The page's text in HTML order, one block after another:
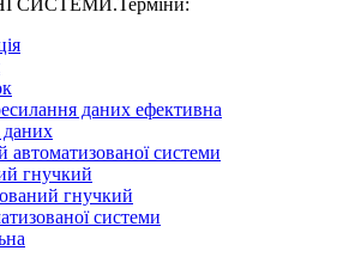
даних ефективна
даних
системи
гнучкий
гнучкий
системи